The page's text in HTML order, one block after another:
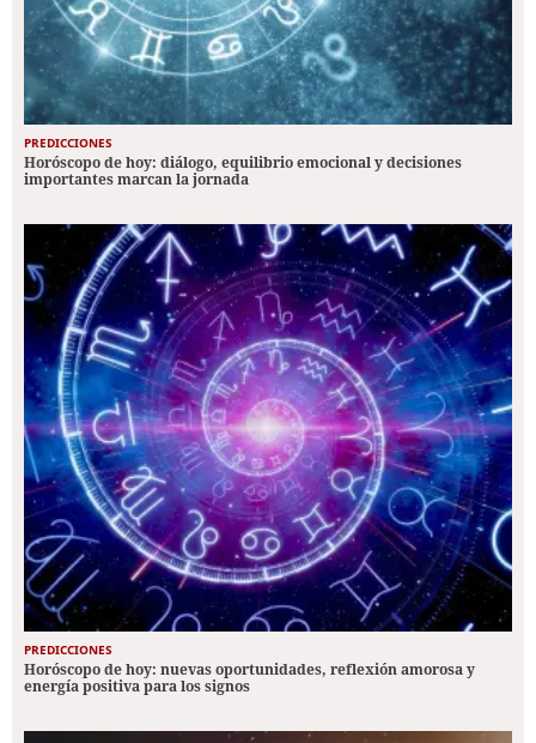
PREDICCIONES
Horóscopo de hoy: diálogo, equilibrio emocional y decisiones
importantes marcan la jornada
PREDICCIONES
Horóscopo de hoy: nuevas oportunidades, reflexión amorosa y
energía positiva para los signos